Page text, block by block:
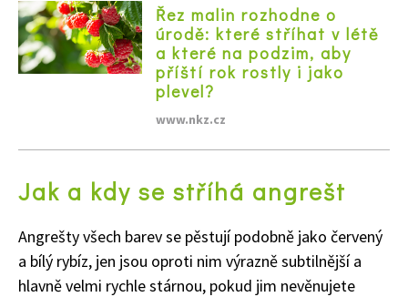
Řez malin rozhodne o
úrodě: které stříhat v létě
a které na podzim, aby
příští rok rostly i jako
plevel?
www.nkz.cz
Jak a kdy se stříhá angrešt
Angrešty všech barev se pěstují podobně jako červený
a bílý rybíz, jen jsou oproti nim výrazně subtilnější a
hlavně velmi rychle stárnou, pokud jim nevěnujete